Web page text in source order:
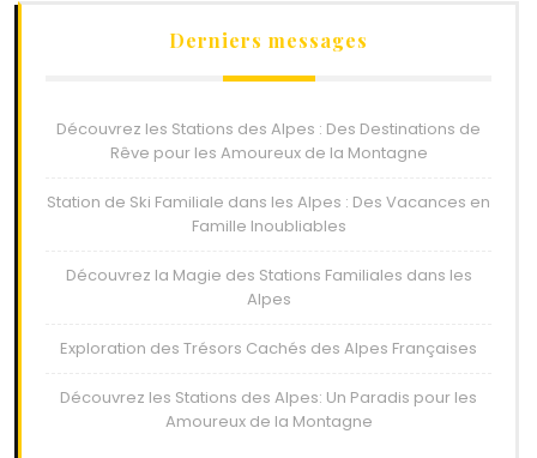
Derniers messages
Découvrez les Stations des Alpes : Des Destinations de
Rêve pour les Amoureux de la Montagne
Station de Ski Familiale dans les Alpes : Des Vacances en
Famille Inoubliables
Découvrez la Magie des Stations Familiales dans les
Alpes
Exploration des Trésors Cachés des Alpes Françaises
Découvrez les Stations des Alpes: Un Paradis pour les
Amoureux de la Montagne